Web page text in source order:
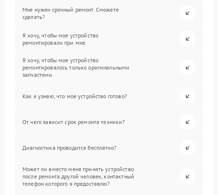
Мне нужен срочный ремонт. Сможете
сделать?
Я хочу, чтобы мое устройство
ремонтировали при мне.
Я хочу, чтобы мое устройство
ремонтировалось только оригинальными
запчастями.
Как я узнаю, что мое устройство готово?
От чего зависит срок ремонта техники?
Диагностика проводится бесплатно?
Может ли вместо меня принять устройство
после ремонта другой человек, контактный
телефон которого я предоставлю?